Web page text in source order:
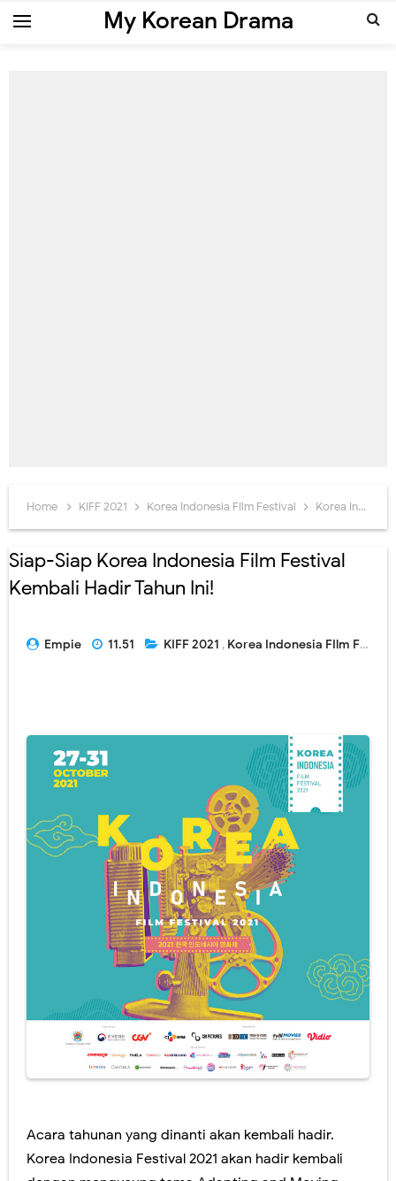
My Korean Drama
Home KIFF 2021 Korea Indonesia FIlm Festival Korea Indonesia Film Festival 2021
Siap-Siap Korea Indonesia Film Festival
Kembali Hadir Tahun Ini!
Empie 11.51 KIFF 2021 , Korea Indonesia FIlm Festival
Acara tahunan yang dinanti akan kembali hadir.
Korea Indonesia Festival 2021 akan hadir kembali